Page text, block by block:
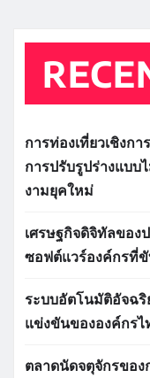
การท่องเที่ยวเชิงก
การปรับรูปร่างแบบ
งามยุคใหม่
เศรษฐกิจดิจิทัลของ
ซอฟต์แวร์องค์กรที่ขั
ระบบอัตโนมัติอัจฉริ
แข่งขันขององค์กรไ
ตลาดนัดจตุจักรของ